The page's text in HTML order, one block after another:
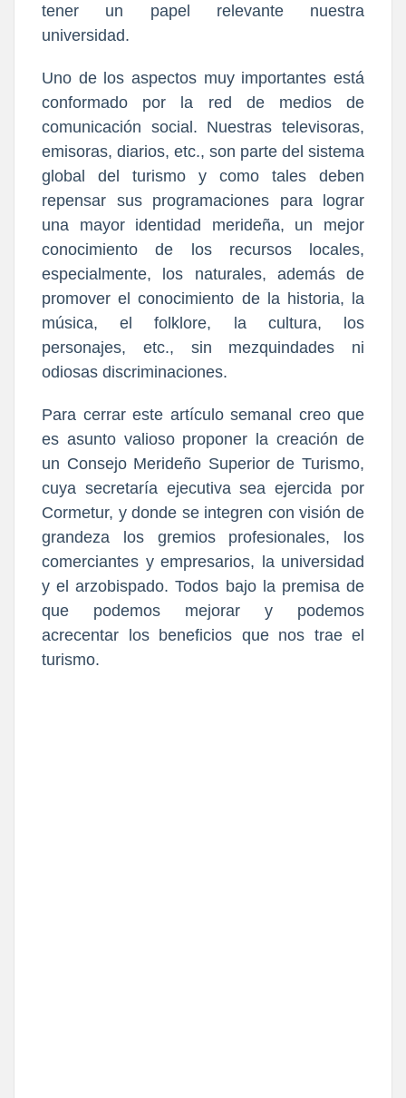
tener un papel relevante nuestra
universidad.
Uno de los aspectos muy importantes está
conformado por la red de medios de
comunicación social. Nuestras televisoras,
emisoras, diarios, etc., son parte del sistema
global del turismo y como tales deben
repensar sus programaciones para lograr
una mayor identidad merideña, un mejor
conocimiento de los recursos locales,
especialmente, los naturales, además de
promover el conocimiento de la historia, la
música, el folklore, la cultura, los
personajes, etc., sin mezquindades ni
odiosas discriminaciones.
Para cerrar este artículo semanal creo que
es asunto valioso proponer la creación de
un Consejo Merideño Superior de Turismo,
cuya secretaría ejecutiva sea ejercida por
Cormetur, y donde se integren con visión de
grandeza los gremios profesionales, los
comerciantes y empresarios, la universidad
y el arzobispado. Todos bajo la premisa de
que podemos mejorar y podemos
acrecentar los beneficios que nos trae el
turismo.